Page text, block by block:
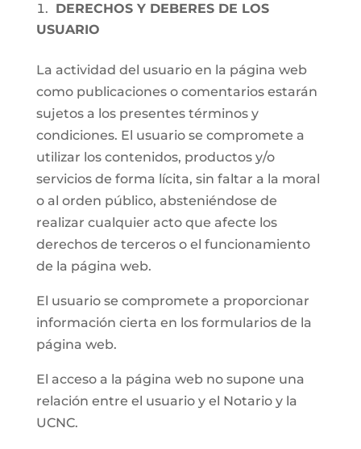
DERECHOS Y DEBERES DE LOS
USUARIO
La actividad del usuario en la página web
como publicaciones o comentarios estarán
sujetos a los presentes términos y
condiciones. El usuario se compromete a
utilizar los contenidos, productos y/o
servicios de forma lícita, sin faltar a la moral
o al orden público, absteniéndose de
realizar cualquier acto que afecte los
derechos de terceros o el funcionamiento
de la página web.
El usuario se compromete a proporcionar
información cierta en los formularios de la
página web.
El acceso a la página web no supone una
relación entre el usuario y el Notario y la
UCNC.